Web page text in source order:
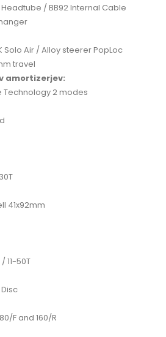
Headtube / BB92 Internal Cable
Solo Air / Alloy steerer PopLoc
travel
amortizerjev:
Technology 2 modes
41x92mm
11-50T
F and 160/R